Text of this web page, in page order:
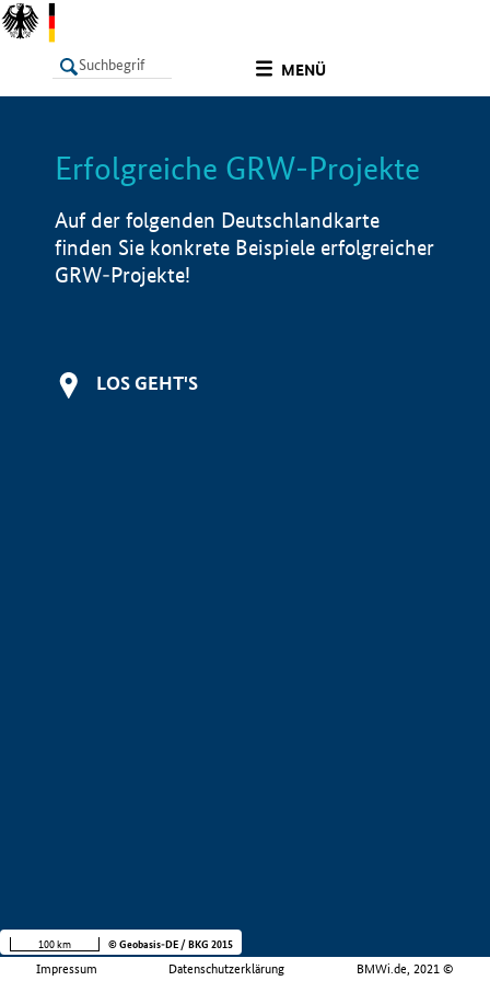
MENÜ
LISTE Info
Erfolgreiche GRW-Projekte
Auf der folgenden Deutschlandkarte
finden Sie konkrete Beispiele erfolgreicher
GRW-Projekte!
LOS GEHT'S
Impressum Datenschutzerklärung BMWi.de, 2021 ©
100 km © Geobasis-DE / BKG 2015